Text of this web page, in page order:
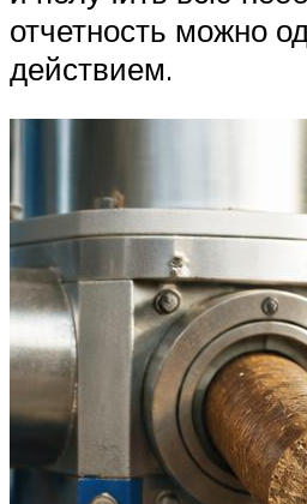
отчетность можно
действием.